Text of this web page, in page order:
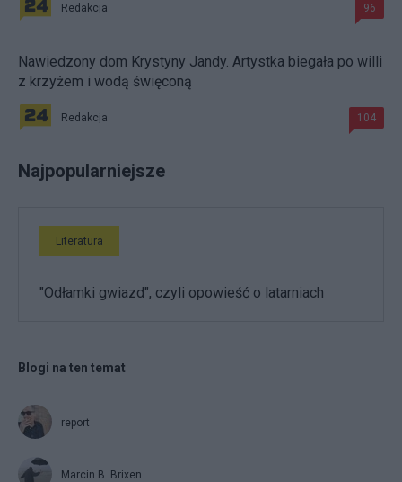
Redakcja 96
Nawiedzony dom Krystyny Jandy. Artystka biegała po willi
z krzyżem i wodą święconą
Redakcja 104
Najpopularniejsze
Literatura
"Odłamki gwiazd", czyli opowieść o latarniach
Blogi na ten temat
report
Marcin B. Brixen